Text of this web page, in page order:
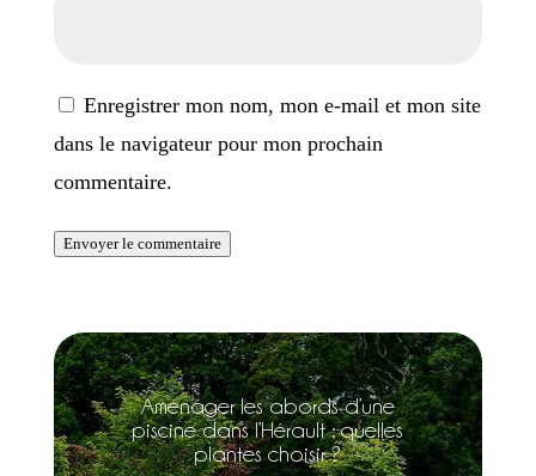
Enregistrer mon nom, mon e-mail et mon site
dans le navigateur pour mon prochain
commentaire.
Envoyer le commentaire
Aménager les abords d’une
piscine dans l’Hérault : quelles
plantes choisir ?